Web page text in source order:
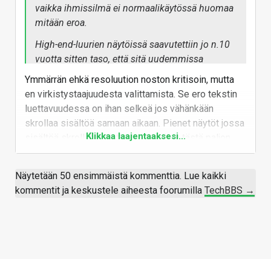
vaikka ihmissilmä ei normaalikäytössä huomaa
mitään eroa.
High-end-luurien näytöissä saavutettiin jo n.10
vuotta sitten taso, että sitä uudemmissa
näytöissä ei ole mitään mikä toisi oikeasti
mitään iloa käyttäjälle, mutta virrankulutusta
kyllä saadaan lisää näyttikseltä kun sitä
ruokitaan.
(ellei puhelinta käytetä halpis-virtuaalilasien
näytönä, silloin tarvii enemmän resoluutiota
pienempi)
Ymmärrän ehkä resoluution noston kritisoin, mutta
en virkistystaajuudesta valittamista. Se ero tekstin
luettavuudessa on ihan selkeä jos vähänkään
skrollaa sisältöä samaan aikaan. Pienet näytöt jossa
sisältöä skrollataan jatkuvasti hyötyy tästä paljon
enemmän kuin vaikka läppärit.
Ja taitaa sen virkistystaajuuden pystyä pakottamaan
kaikissa puhelimissa edelleen 60hz, mikäli sitä
Klikkaa laajentaaksesi...
Näytetään 50 ensimmäistä kommenttia. Lue kaikki
kommentit ja keskustele aiheesta foorumilla TechBBS →